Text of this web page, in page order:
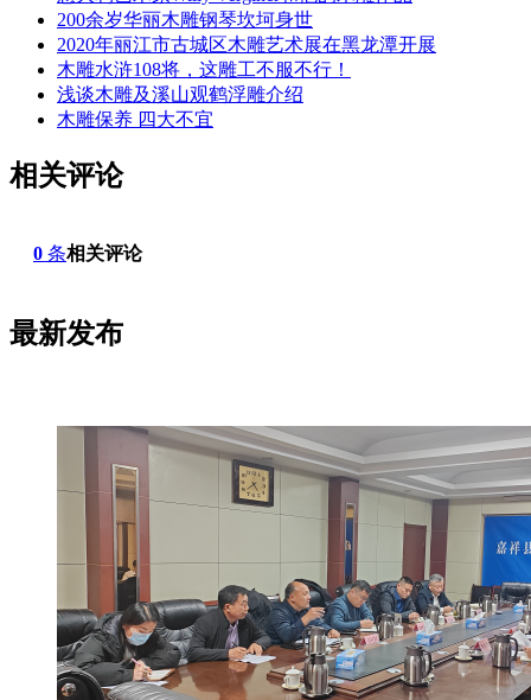
200余岁华丽木雕钢琴坎坷身世
2020年丽江市古城区木雕艺术展在黑龙潭开展
木雕水浒108将，这雕工不服不行！
浅谈木雕及溪山观鹤浮雕介绍
木雕保养 四大不宜
相关评论
0 条相关评论
最新发布